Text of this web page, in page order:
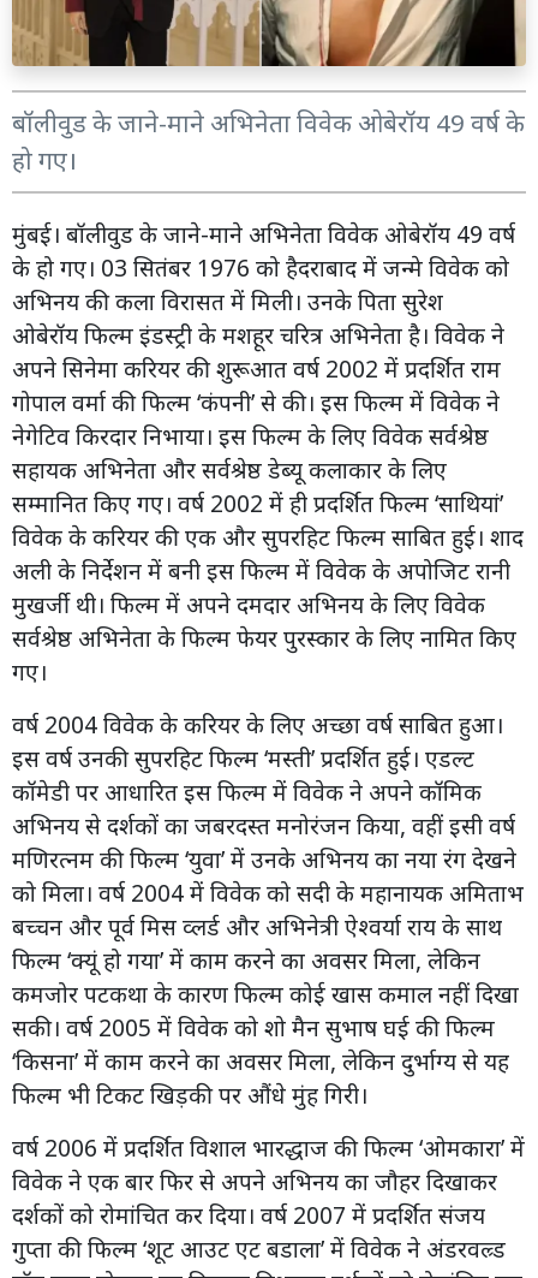
बॉलीवुड के जाने-माने अभिनेता विवेक ओबेरॉय 49 वर्ष के
हो गए।
मुंबई। बॉलीवुड के जाने-माने अभिनेता विवेक ओबेरॉय 49 वर्ष
के हो गए। 03 सितंबर 1976 को हैदराबाद में जन्मे विवेक को
अभिनय की कला विरासत में मिली। उनके पिता सुरेश
ओबेरॉय फिल्म इंडस्ट्री के मशहूर चरित्र अभिनेता है। विवेक ने
अपने सिनेमा करियर की शुरूआत वर्ष 2002 में प्रदर्शित राम
गोपाल वर्मा की फिल्म ‘कंपनी’ से की। इस फिल्म में विवेक ने
नेगेटिव किरदार निभाया। इस फिल्म के लिए विवेक सर्वश्रेष्ठ
सहायक अभिनेता और सर्वश्रेष्ठ डेब्यू कलाकार के लिए
सम्मानित किए गए। वर्ष 2002 में ही प्रदर्शित फिल्म ‘साथियां’
विवेक के करियर की एक और सुपरहिट फिल्म साबित हुई। शाद
अली के निर्देशन में बनी इस फिल्म में विवेक के अपोजिट रानी
मुखर्जी थी। फिल्म में अपने दमदार अभिनय के लिए विवेक
सर्वश्रेष्ठ अभिनेता के फिल्म फेयर पुरस्कार के लिए नामित किए
गए।
वर्ष 2004 विवेक के करियर के लिए अच्छा वर्ष साबित हुआ।
इस वर्ष उनकी सुपरहिट फिल्म ‘मस्ती’ प्रदर्शित हुई। एडल्ट
कॉमेडी पर आधारित इस फिल्म में विवेक ने अपने कॉमिक
अभिनय से दर्शकों का जबरदस्त मनोरंजन किया, वहीं इसी वर्ष
मणिरत्नम की फिल्म ‘युवा’ में उनके अभिनय का नया रंग देखने
को मिला। वर्ष 2004 में विवेक को सदी के महानायक अमिताभ
बच्चन और पूर्व मिस व्लर्ड और अभिनेत्री ऐश्वर्या राय के साथ
फिल्म ‘क्यूं हो गया’ में काम करने का अवसर मिला, लेकिन
कमजोर पटकथा के कारण फिल्म कोई खास कमाल नहीं दिखा
सकी। वर्ष 2005 में विवेक को शो मैन सुभाष घई की फिल्म
‘किसना’ में काम करने का अवसर मिला, लेकिन दुर्भाग्य से यह
फिल्म भी टिकट खिड़की पर औंधे मुंह गिरी।
वर्ष 2006 में प्रदर्शित विशाल भारद्धाज की फिल्म ‘ओमकारा’ में
विवेक ने एक बार फिर से अपने अभिनय का जौहर दिखाकर
दर्शकों को रोमांचित कर दिया। वर्ष 2007 में प्रदर्शित संजय
गुप्ता की फिल्म ‘शूट आउट एट बडाला’ में विवेक ने अंडरवल्र्ड